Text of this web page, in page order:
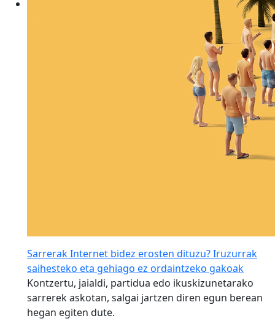
Sarrerak Internet bidez erosten dituzu? Iruzurrak
saihesteko eta gehiago ez ordaintzeko gakoak
Kontzertu, jaialdi, partidua edo ikuskizunetarako
sarrerek askotan, salgai jartzen diren egun berean
hegan egiten dute.